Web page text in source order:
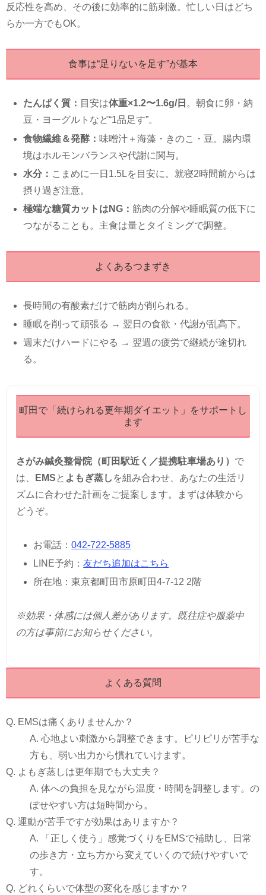
反応性を高め、その後に効率的に筋刺激。忙しい日はどち
らか一方でもOK。
食事は“足りないを足す”が基本
たんぱく質： 目安は体重×1.2〜1.6g/日 。朝食に卵・納
豆・ヨーグルトなど“1品足す”。
食物繊維＆発酵： 味噌汁＋海藻・きのこ・豆。腸内環
境はホルモンバランスや代謝に関与。
水分： こまめに一日1.5Lを目安に。就寝2時間前からは
摂り過ぎ注意。
極端な糖質カットはNG：筋肉の分解や睡眠質の低下に
つながることも。主食は量とタイミングで調整。
よくあるつまずき
長時間の有酸素だけで筋肉が削られる。
睡眠を削って頑張る → 翌日の食欲・代謝が乱高下。
週末だけハードにやる → 翌週の疲労で継続が途切れ
る。
町田で「続けられる更年期ダイエット」をサポートし
ます
さがみ鍼灸整骨院（町田駅近く／提携駐車場あり） で
は、
EMS と よもぎ蒸し を組み合わせ、あなたの生活リ
ズムに合わせた計画をご提案します。まずは体験から
どうぞ。
お電話：042-722-5885
LINE予約：友だち追加はこちら
所在地：東京都町田市原町田4-7-12 2階
※効果・体感には個人差があります。既往症や服薬中
の方は事前にお知らせください。
よくある質問
Q. EMSは痛くありませんか？
A. 心地よい刺激から調整できます。ピリピリが苦手な
方も、弱い出力から慣れていけます。
Q. よもぎ蒸しは更年期でも大丈夫？
A. 体への負担を見ながら温度・時間を調整します。の
ぼせやすい方は短時間から。
Q. 運動が苦手ですが効果はありますか？
A. 「正しく使う」感覚づくりをEMSで補助し、日常
の歩き方・立ち方から変えていくので続けやすいで
す。
Q. どれくらいで体型の変化を感じますか？